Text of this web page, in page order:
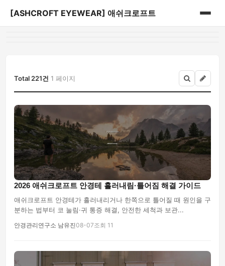
[ASHCROFT EYEWEAR] 애쉬크로프트
Total 221건 1 페이지
2026 애쉬크로프트 안경테 흘러내림·틀어짐 해결 가이드
애쉬크로프트 안경테가 흘러내리거나 한쪽으로 틀어질 때 원인을 구
분하는 법부터 코 눌림·귀 통증 해결, 안전한 세척과 보관...
안경관리연구소 남유진08-07조회 11